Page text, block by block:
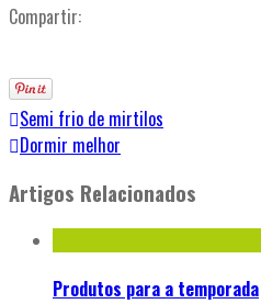
Compartir:
Semi frio de mirtilos
Dormir melhor
Artigos Relacionados
Produtos para a temporada